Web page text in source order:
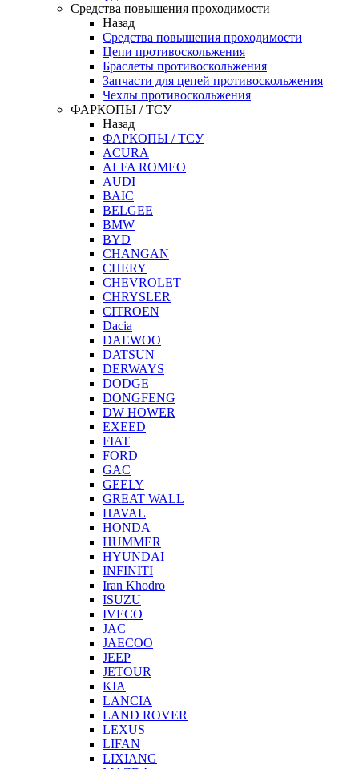
Средства повышения проходимости
Назад
Средства повышения проходимости
Цепи противоскольжения
Браслеты противоскольжения
Запчасти для цепей противоскольжения
Чехлы противоскольжения
ФАРКОПЫ / ТСУ
Назад
ФАРКОПЫ / ТСУ
ACURA
ALFA ROMEO
AUDI
BAIC
BELGEE
BMW
BYD
CHANGAN
CHERY
CHEVROLET
CHRYSLER
CITROEN
Dacia
DAEWOO
DATSUN
DERWAYS
DODGE
DONGFENG
DW HOWER
EXEED
FIAT
FORD
GAC
GEELY
GREAT WALL
HAVAL
HONDA
HUMMER
HYUNDAI
INFINITI
Iran Khodro
ISUZU
IVECO
JAC
JAECOO
JEEP
JETOUR
KIA
LANCIA
LAND ROVER
LEXUS
LIFAN
LIXIANG